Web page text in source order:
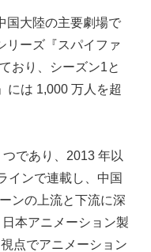
国大陸の主要劇場で
リーズ『スパイファ
おり、シーズン1と
には 1,000 万人を超
であり、2013 年以
インで連載し、中国
ンの上流と下流に深
本アニメーション製
点でアニメーション